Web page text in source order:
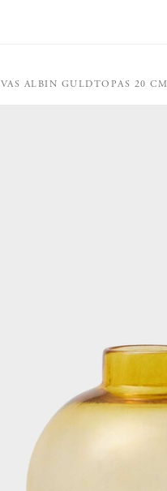
VAS ALBIN GULDTOPAS 20 CM